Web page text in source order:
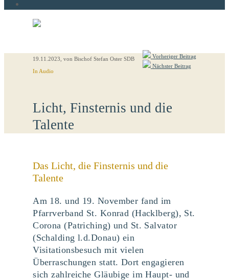
19.11.2023 , von Bischof Stefan Oster SDB
In Audio
Vorheriger Beitrag
Nächster Beitrag
Licht, Finsternis und die
Talente
Das Licht, die Finsternis und die
Talente
Am 18. und 19. November fand im
Pfarrverband St. Konrad (Hacklberg), St.
Corona (Patriching) und St. Salvator
(Schalding l.d.Donau) ein
Visitationsbesuch mit vielen
Überraschungen statt. Dort engagieren
sich zahlreiche Gläubige im Haupt- und